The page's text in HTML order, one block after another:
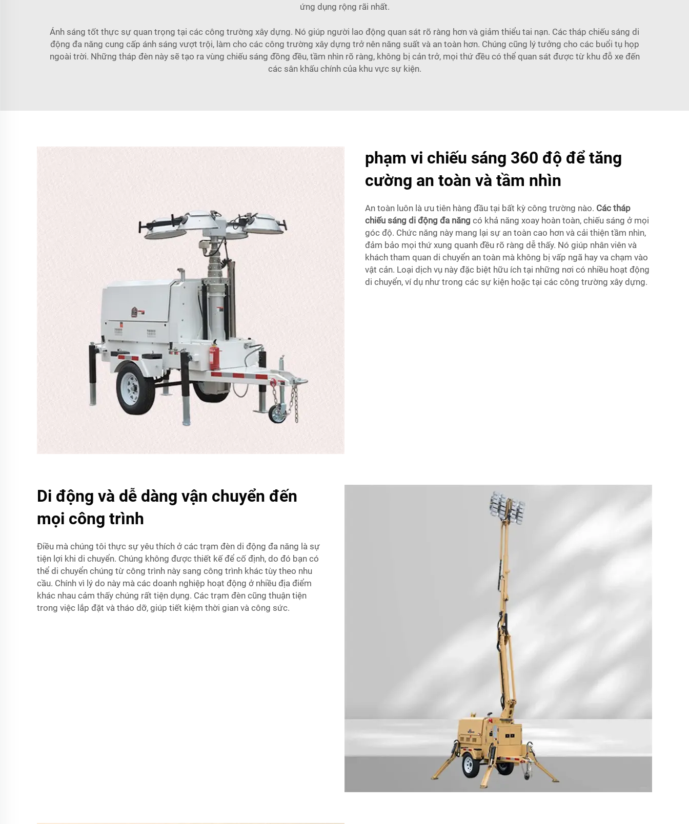
ứng dụng rộng rãi nhất.
Ánh sáng tốt thực sự quan trọng tại các công trường xây dựng. Nó giúp người lao động quan sát rõ ràng hơn và giảm thiểu tai nạn. Các tháp chiếu sáng di
động đa năng cung cấp ánh sáng vượt trội, làm cho các công trường xây dựng trở nên năng suất và an toàn hơn. Chúng cũng lý tưởng cho các buổi tụ họp
ngoài trời. Những tháp đèn này sẽ tạo ra vùng chiếu sáng đồng đều, tầm nhìn rõ ràng, không bị cản trở, mọi thứ đều có thể quan sát được từ khu đỗ xe đến
các sân khấu chính của khu vực sự kiện.
phạm vi chiếu sáng 360 độ để tăng
cường an toàn và tầm nhìn
An toàn luôn là ưu tiên hàng đầu tại bất kỳ công trường nào. Các tháp
chiếu sáng di động đa năng có khả năng xoay hoàn toàn, chiếu sáng ở mọi
góc độ. Chức năng này mang lại sự an toàn cao hơn và cải thiện tầm nhìn,
đảm bảo mọi thứ xung quanh đều rõ ràng dễ thấy. Nó giúp nhân viên và
khách tham quan di chuyển an toàn mà không bị vấp ngã hay va chạm vào
vật cản. Loại dịch vụ này đặc biệt hữu ích tại những nơi có nhiều hoạt động
di chuyển, ví dụ như trong các sự kiện hoặc tại các công trường xây dựng.
Di động và dễ dàng vận chuyển đến
mọi công trình
Điều mà chúng tôi thực sự yêu thích ở các trạm đèn di động đa năng là sự
tiện lợi khi di chuyển. Chúng không được thiết kế để cố định, do đó bạn có
thể di chuyển chúng từ công trình này sang công trình khác tùy theo nhu
cầu. Chính vì lý do này mà các doanh nghiệp hoạt động ở nhiều địa điểm
khác nhau cảm thấy chúng rất tiện dụng. Các trạm đèn cũng thuận tiện
trong việc lắp đặt và tháo dỡ, giúp tiết kiệm thời gian và công sức.